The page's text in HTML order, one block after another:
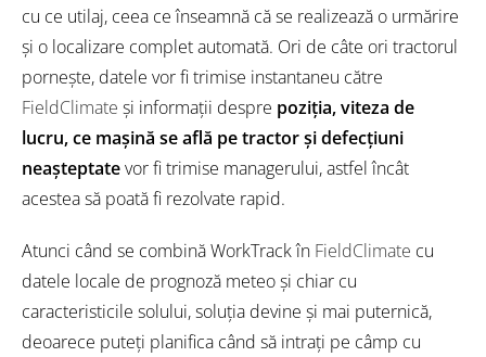
cu ce utilaj, ceea ce înseamnă că se realizează o urmărire
și o localizare complet automată. Ori de câte ori tractorul
pornește, datele vor fi trimise instantaneu către
FieldClimate și informații despre poziția, viteza de
lucru, ce mașină se află pe tractor și defecțiuni
neașteptatevor fi trimise managerului, astfel încât
acestea să poată fi rezolvate rapid.
Atunci când se combină WorkTrack în FieldClimate cu
datele locale de prognoză meteo și chiar cu
caracteristicile solului, soluția devine și mai puternică,
deoarece puteți planifica când să intrați pe câmp cu